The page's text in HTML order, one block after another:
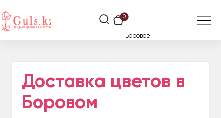
0
Боровое
Доставка цветов в
Боровом